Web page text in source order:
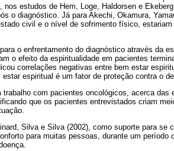
estudos de Hem, Loge, Haldorsen e
o diagnóstico. Já para Akechi, Okamura,
civil e o nível de sofrimento físico,
o enfrentamento do diagnóstico através da
o efeito da espiritualidade em pacientes
correlações negativas entre bem estar
espiritual é um fator de proteção contra o
com pacientes oncológicos, acerca das
que os pacientes entrevistados criam
Silva e Silva (2002), como suporte para se
para muitas pessoas, durante um período